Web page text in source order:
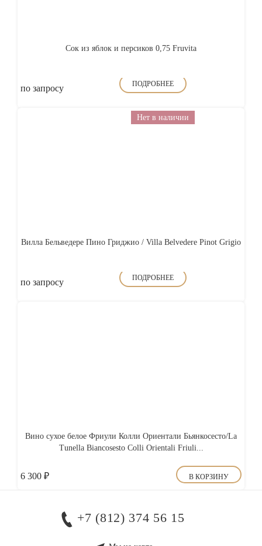
Сок из яблок и персиков 0,75 Fruvita
по запросу ПОДРОБНЕЕ
Нет в наличии
Вилла Бельведере Пино Гриджио / Villa Belvedere Pinot Grigio
по запросу ПОДРОБНЕЕ
Вино сухое белое Фриули Колли Ориентали Бьянкосесто/La
Tunella Biancosesto Colli Orientali Friuli...
6 300 ₽ В КОРЗИНУ
+7 (812) 374 56 15